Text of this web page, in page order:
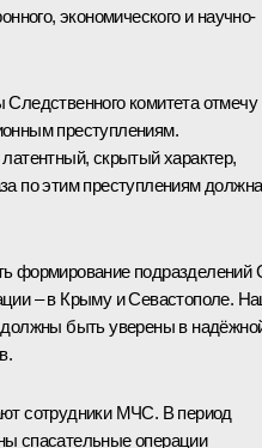
экономического и научно-
комитета отмечу
преступлениям.
скрытый характер,
по этим преступлениям должна
формирование подразделений
– в Крыму и Севастополе.
быть уверены в
сотрудники МЧС. В период
спасательные операции